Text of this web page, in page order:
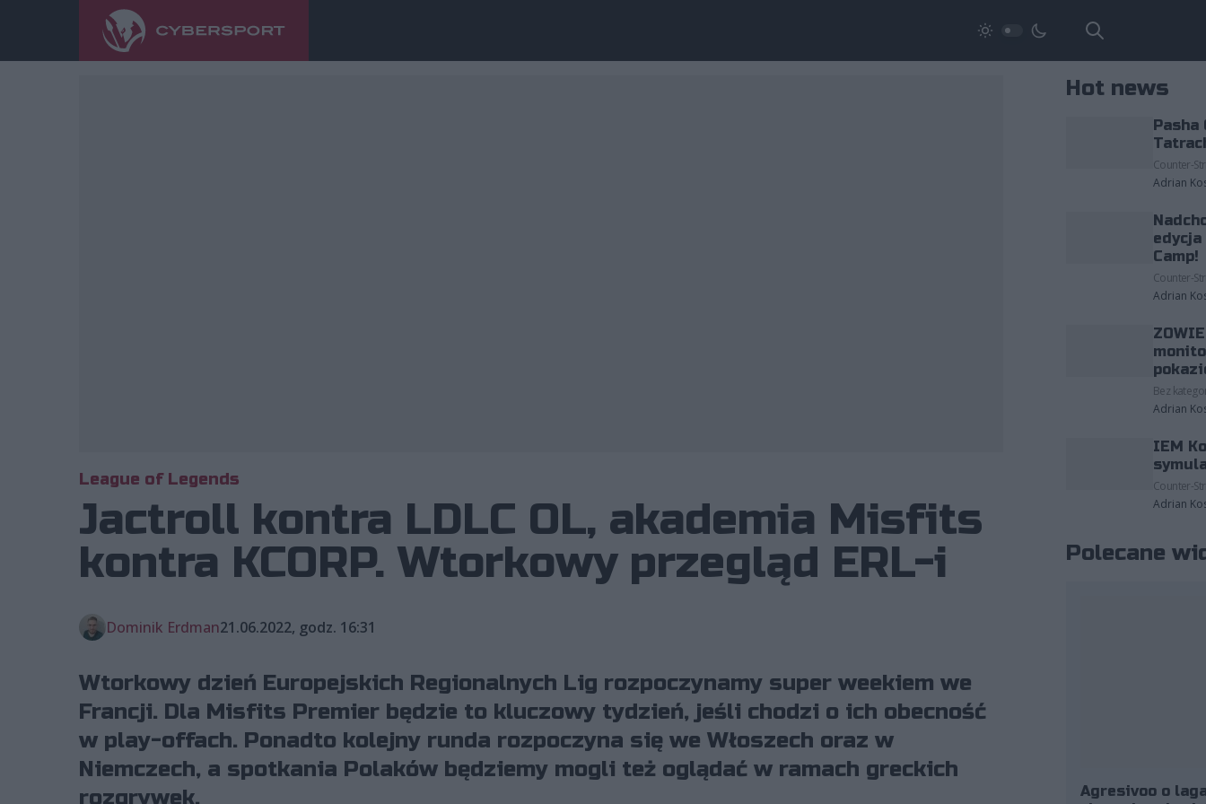
League of Legends
Jactroll kontra LDLC OL, akademia Misfits
kontra KCORP. Wtorkowy przegląd ERL-i
Dominik Erdman21.06.2022, godz. 16:31
Wtorkowy dzień Europejskich Regionalnych Lig rozpoczynamy super weekiem we
Francji. Dla Misfits Premier będzie to kluczowy tydzień, jeśli chodzi o ich obecność
w play-offach. Ponadto kolejny runda rozpoczyna się we Włoszech oraz w
Niemczech, a spotkania Polaków będziemy mogli też oglądać w ramach greckich
rozgrywek.
Hot news
Pasha
Counter-
Adrian
edycja
Camp!
Counter-
Adrian
Bez
Adrian
IEM
Counter-
Adrian
Polecane
Agresivoo o